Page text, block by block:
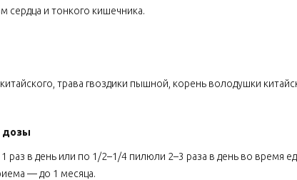
сердца и тонкого кишечника.
трава гвоздики пышной, корень володушки
дозы
раз в день или по 1/2–1/4 пилюли 2–3 раза в день во время
— до 1 месяца.